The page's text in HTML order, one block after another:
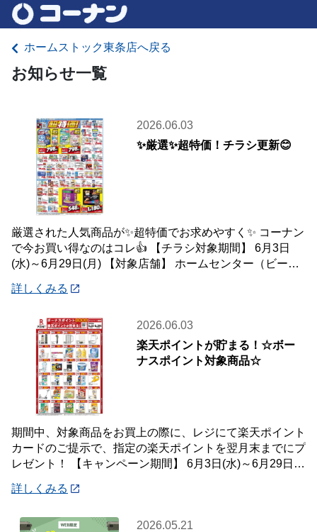
ホームストック東条店へ戻る
お知らせ一覧
2026.06.03
✨厳選✨超特価！チラシ更新😊
厳選された人気商品が✨超特価でお求めやすく✨ コーナン
で今お買い得なのはコレ👍 【チラシ対象期間】 6月3日
(水)～6月29日(月) 【対象店舗】 ホームセンター（ビーバ
詳しくみる
2026.06.03
楽天ポイントが貯まる！☆ボー
ナスポイント対象商品☆
期間中、対象商品をお買上の際に、レジにて楽天ポイント
カードのご提示で、指定の楽天ポイントを翌月末までにプ
レゼント！ 【キャンペーン期間】 6月3日(水)～6月29日
詳しくみる
2026.05.21